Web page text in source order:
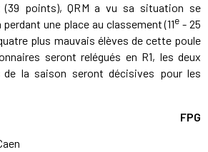
(39 points), QRM a vu sa situation se
une place au classement (11e - 25
plus mauvais élèves de cette poule
seront relégués en R1, les deux
de la saison seront décisives pour les
FPG